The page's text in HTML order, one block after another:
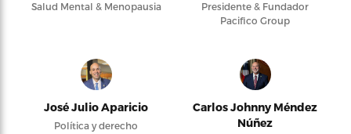
Salud Mental & Menopausia
Presidente & Fundador
Pacifico Group
José Julio Aparicio
Política y derecho
Carlos Johnny Méndez
Núñez